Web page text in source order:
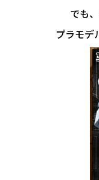
でも
プラモデ